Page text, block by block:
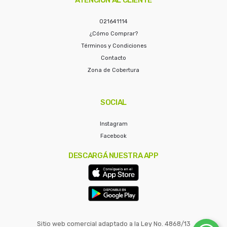
021641114
¿Cómo Comprar?
Términos y Condiciones
Contacto
Zona de Cobertura
SOCIAL
Instagram
Facebook
DESCARGÁ NUESTRA APP
Sitio web comercial adaptado a la Ley No. 4868/13